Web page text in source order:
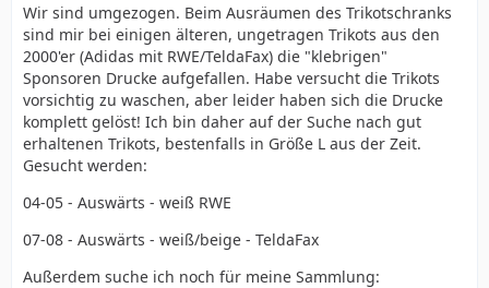
Wir sind umgezogen. Beim Ausräumen des Trikotschranks
sind mir bei einigen älteren, ungetragen Trikots aus den
2000'er (Adidas mit RWE/TeldaFax) die "klebrigen"
Sponsoren Drucke aufgefallen. Habe versucht die Trikots
vorsichtig zu waschen, aber leider haben sich die Drucke
komplett gelöst! Ich bin daher auf der Suche nach gut
erhaltenen Trikots, bestenfalls in Größe L aus der Zeit.
Gesucht werden:
04-05 - Auswärts - weiß RWE
07-08 - Auswärts - weiß/beige - TeldaFax
Außerdem suche ich noch für meine Sammlung: